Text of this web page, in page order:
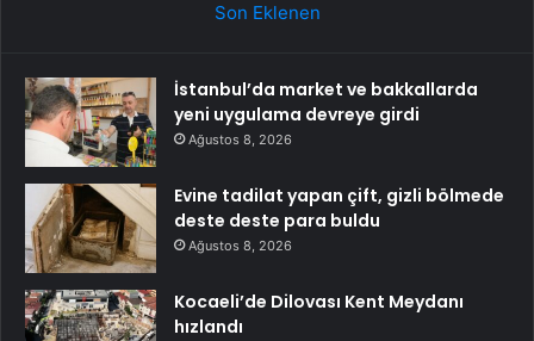
Son Eklenen
İstanbul’da market ve bakkallarda
yeni uygulama devreye girdi
Ağustos 8, 2026
Evine tadilat yapan çift, gizli bölmede
deste deste para buldu
Ağustos 8, 2026
Kocaeli’de Dilovası Kent Meydanı
hızlandı